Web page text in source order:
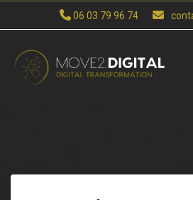
06 03 79 96 74